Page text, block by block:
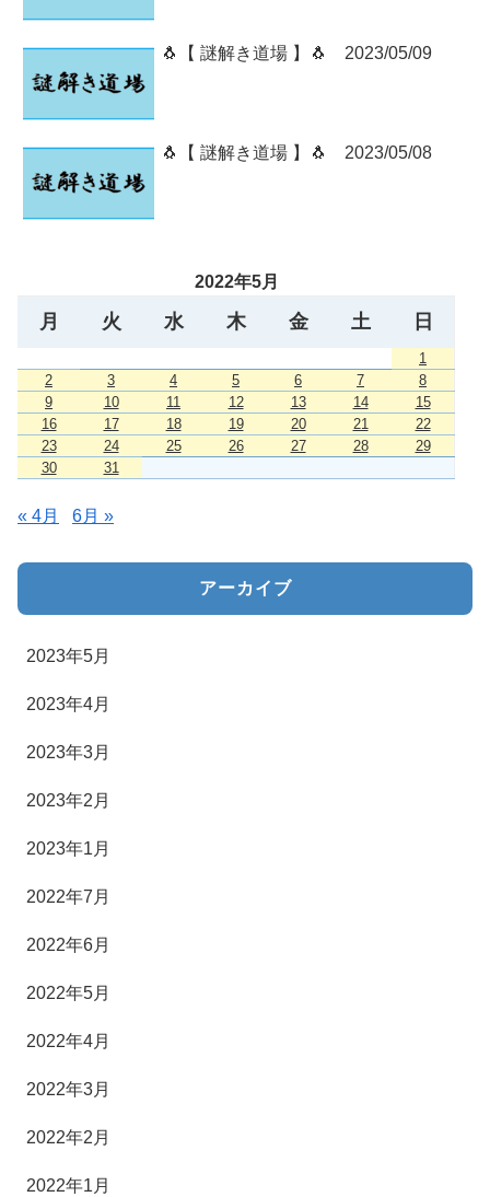
🐧【 謎解き道場 】🐧 2023/05/09
🐧【 謎解き道場 】🐧 2023/05/08
2022年5月
月 火 水 木 金 土 日
1
2
3 4 5 6 7
8
9
10 11 12 13 14
15
16
17 18 19 20 21
22
23
24 25 26 27 28
29
30
31
« 4月 6月 »
アーカイブ
2023年5月
2023年4月
2023年3月
2023年2月
2023年1月
2022年7月
2022年6月
2022年5月
2022年4月
2022年3月
2022年2月
2022年1月